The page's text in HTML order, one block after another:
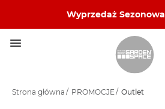
Wyprzedaż Sezonowa
Strona główna / PROMOCJE/ Outlet